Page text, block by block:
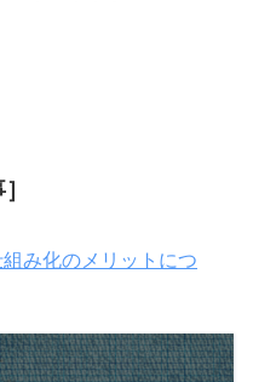
み化のメリットにつ